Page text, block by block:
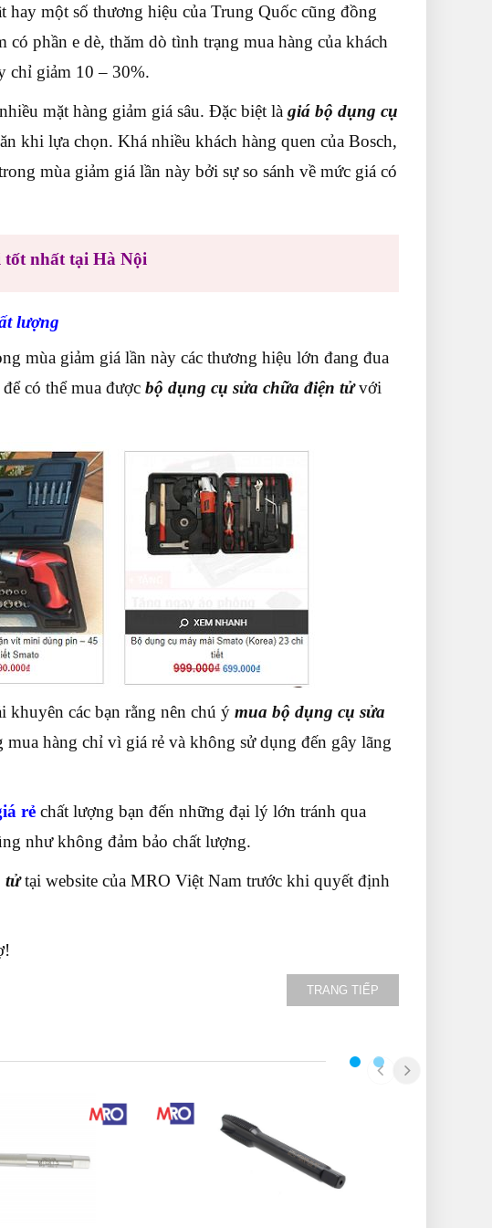
một số thương hiệu của Trung Quốc cũng đồng
phần e dè, thăm dò tình trạng mua hàng của khách
chỉ giảm 10 – 30%.
mặt hàng giảm giá sâu. Đặc biệt là giá bộ dụng cụ
khi lựa chọn. Khá nhiều khách hàng quen của Bosch,
mùa giảm giá lần này bởi sự so sánh về mức giá có
tốt nhất tại Hà Nội
lượng
mùa giảm giá lần này các thương hiệu lớn đang đua
có thể mua được bộ dụng cụ sửa chữa điện tửvới
các bạn rằng nên chú ý mua bộ dụng cụ sửa
hàng chỉ vì giá rẻ và không sử dụng đến gây lãng
rẻchất lượng bạn đến những đại lý lớn tránh qua
như không đảm bảo chất lượng.
tửtại website của MRO Việt Nam trước khi quyết định
TRANG TIẾP